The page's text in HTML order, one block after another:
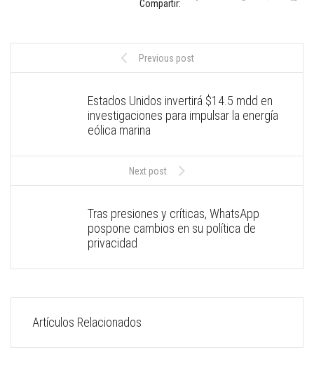
Compartir:
Previous post
Estados Unidos invertirá $14.5 mdd en
investigaciones para impulsar la energía
eólica marina
Next post
Tras presiones y críticas, WhatsApp
pospone cambios en su política de
privacidad
Artículos Relacionados